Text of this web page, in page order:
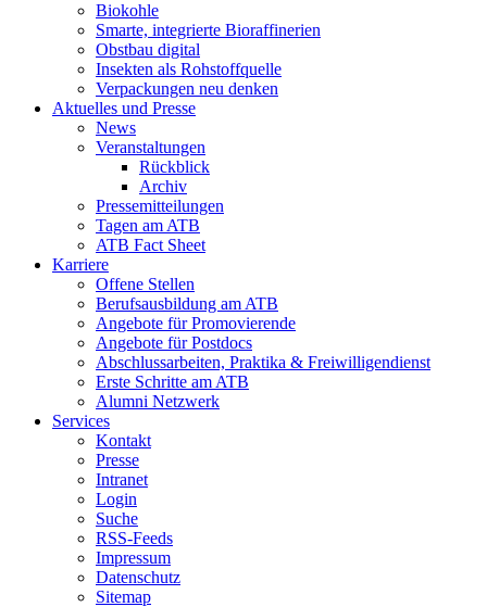
Biokohle
Smarte, integrierte Bioraffinerien
Obstbau digital
Insekten als Rohstoffquelle
Verpackungen neu denken
Aktuelles und Presse
News
Veranstaltungen
Rückblick
Archiv
Pressemitteilungen
Tagen am ATB
ATB Fact Sheet
Karriere
Offene Stellen
Berufsausbildung am ATB
Angebote für Promovierende
Angebote für Postdocs
Abschlussarbeiten, Praktika & Freiwilligendienst
Erste Schritte am ATB
Alumni Netzwerk
Services
Kontakt
Presse
Intranet
Login
Suche
RSS-Feeds
Impressum
Datenschutz
Sitemap